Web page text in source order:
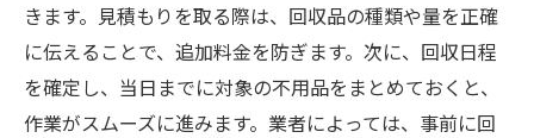
きます。見積もりを取る際は、回収品の種類や量を正確
に伝えることで、追加料金を防ぎます。次に、回収日程
を確定し、当日までに対象の不用品をまとめておくと、
作業がスムーズに進みます。業者によっては、事前に回